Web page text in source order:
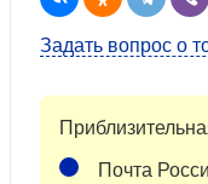
Задать вопрос о
Почта